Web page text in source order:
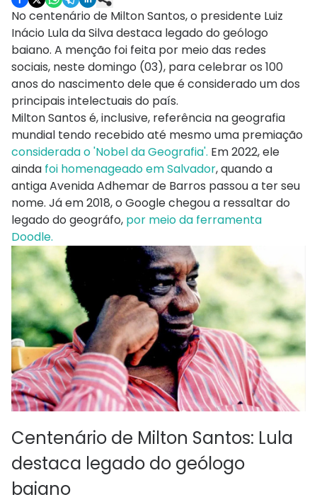
No centenário de Milton Santos, o presidente Luiz
Inácio Lula da Silva destaca legado do geólogo
baiano. A menção foi feita por meio das redes
sociais, neste domingo (03), para celebrar os 100
anos do nascimento dele que é considerado um dos
principais intelectuais do país.
Milton Santos é, inclusive, referência na geografia
mundial tendo recebido até mesmo uma premiação
considerada o 'Nobel da Geografia'. Em 2022, ele
ainda foi homenageado em Salvador, quando a
antiga Avenida Adhemar de Barros passou a ter seu
nome. Já em 2018, o Google chegou a ressaltar do
legado do geográfo, por meio da ferramenta
Doodle.
Centenário de Milton Santos: Lula
destaca legado do geólogo
baiano